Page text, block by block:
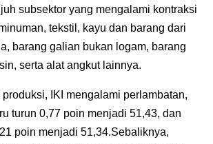
subsektor yang mengalami kontraksi
tekstil, kayu dan barang dari
barang galian bukan logam, barang
serta alat angkut lainnya.
IKI mengalami perlambatan,
turun 0,77 poin menjadi 51,43, dan
poin menjadi 51,34.Sebaliknya,